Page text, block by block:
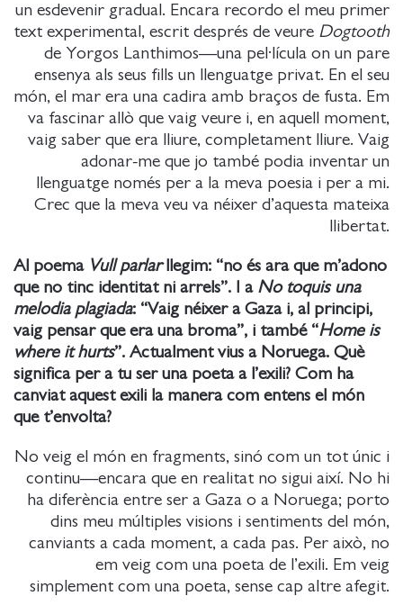
un esdevenir gradual. Encara recordo el meu primer
text experimental, escrit després de veure Dogtooth
de Yorgos Lanthimos—una pel·lícula on un pare
ensenya als seus fills un llenguatge privat. En el seu
món, el mar era una cadira amb braços de fusta. Em
va fascinar allò que vaig veure i, en aquell moment,
vaig saber que era lliure, completament lliure. Vaig
adonar-me que jo també podia inventar un
llenguatge només per a la meva poesia i per a mi.
Crec que la meva veu va néixer d’aquesta mateixa
llibertat.
Al poema Vull parlarllegim: “no és ara que m’adono
que no tinc identitat ni arrels”. I a No toquis una
melodia plagiada: “Vaig néixer a Gaza i, al principi,
vaig pensar que era una broma”, i també “Home is
where it hurts”. Actualment vius a Noruega. Què
significa per a tu ser una poeta a l’exili? Com ha
canviat aquest exili la manera com entens el món
que t’envolta?
No veig el món en fragments, sinó com un tot únic i
continu—encara que en realitat no sigui així. No hi
ha diferència entre ser a Gaza o a Noruega; porto
dins meu múltiples visions i sentiments del món,
canviants a cada moment, a cada pas. Per això, no
em veig com una poeta de l’exili. Em veig
simplement com una poeta, sense cap altre afegit.